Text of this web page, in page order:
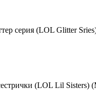
серия (LOL Glitter
(LOL Lil